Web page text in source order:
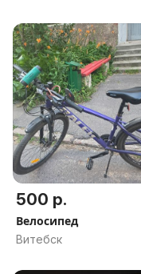
500 р.
Велосипед
Витебск